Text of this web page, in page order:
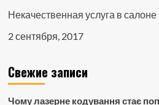
Некачественная услуга в салоне
2 сентября, 2017
Свежие записи
Чому лазерне кодування стає